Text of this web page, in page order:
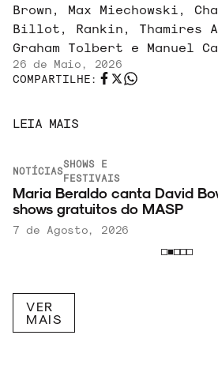
Brown, Max Miechowski,
Billot, Rankin, Thamires
Graham Tolbert e Manuel
26 de Maio, 2026
COMPARTILHE:
LEIA MAIS
NOTÍCIAS
SHOWS E
FESTIVAIS
Maria Beraldo canta David
shows gratuitos do MASP
7 de Agosto, 2026
VER
MAIS